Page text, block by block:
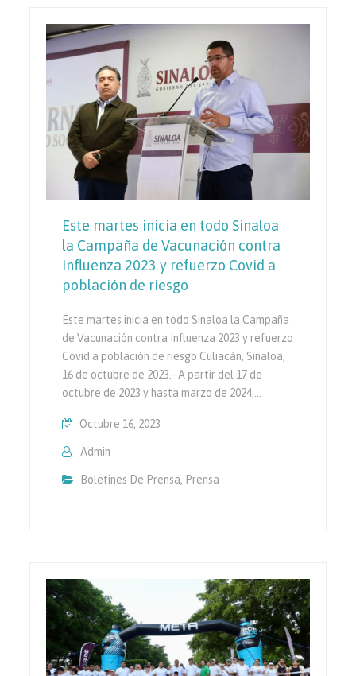
Este martes inicia en todo Sinaloa
la Campaña de Vacunación contra
Influenza 2023 y refuerzo Covid a
población de riesgo
Este martes inicia en todo Sinaloa la Campaña
de Vacunación contra Influenza 2023 y refuerzo
Covid a población de riesgo Culiacán, Sinaloa,
16 de octubre de 2023.- A partir del 17 de
octubre de 2023 y hasta marzo de 2024,…
Octubre 16, 2023
Admin
Boletines De Prensa, Prensa